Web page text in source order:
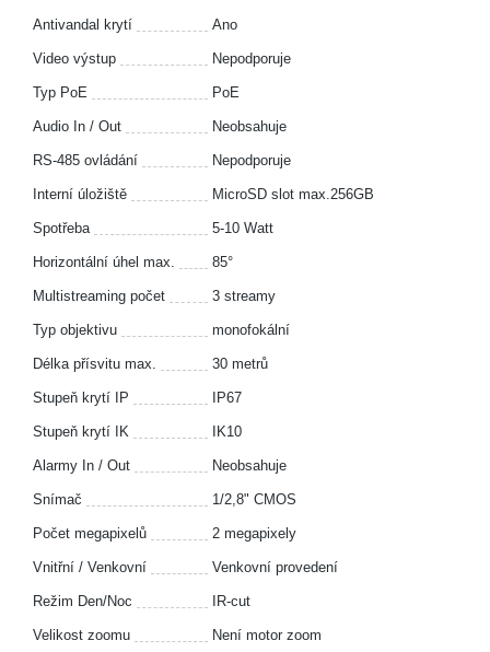
Antivandal krytí Ano
Video výstup Nepodporuje
Typ PoE PoE
Audio In / Out Neobsahuje
RS-485 ovládání Nepodporuje
Interní úložiště MicroSD slot max.256GB
Spotřeba 5-10 Watt
Horizontální úhel max. 85°
Multistreaming počet 3 streamy
Typ objektivu monofokální
Délka přísvitu max. 30 metrů
Stupeň krytí IP IP67
Stupeň krytí IK IK10
Alarmy In / Out Neobsahuje
Snímač 1/2,8" CMOS
Počet megapixelů 2 megapixely
Vnitřní / Venkovní Venkovní provedení
Režim Den/Noc IR-cut
Velikost zoomu Není motor zoom